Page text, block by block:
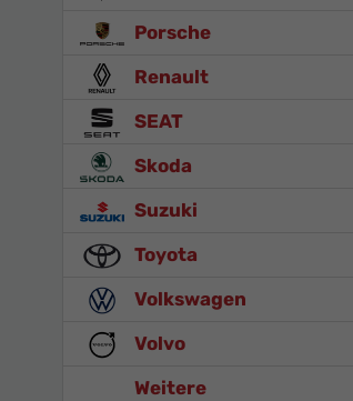
Porsche
Renault
SEAT
Skoda
Suzuki
Toyota
Volkswagen
Volvo
Weitere